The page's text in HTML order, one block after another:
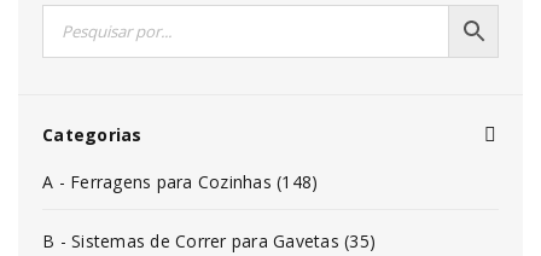
Categorias
A - Ferragens para Cozinhas (148)
B - Sistemas de Correr para Gavetas (35)